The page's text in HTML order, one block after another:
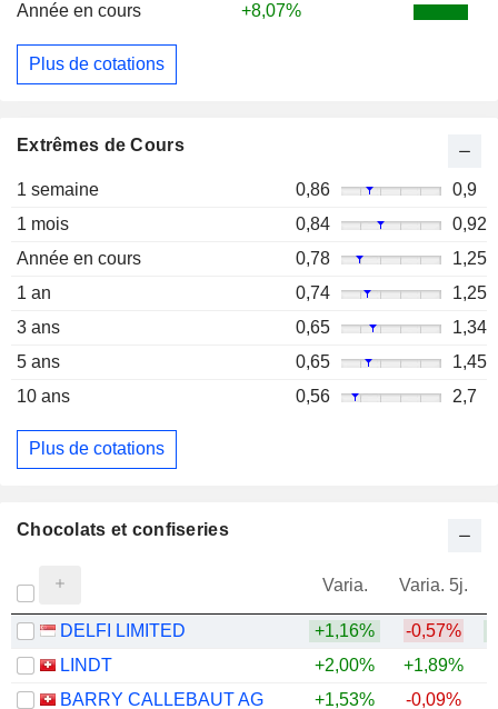
Année en cours
+8,07%
Plus de cotations
Extrêmes de Cours
1 semaine 0,86
0,9
1 mois
0,84
0,92
Année en cours
0,78
1,25
1 an
0,74
1,25
3 ans
0,65
1,34
5 ans
0,65
1,45
10 ans
0,56 2,7
Plus de cotations
Chocolats et confiseries
Varia. Varia. 5j.
DELFI LIMITED +1,16% -0,57%
LINDT
+2,00% +1,89%
BARRY CALLEBAUT AG
+1,53% -0,09%